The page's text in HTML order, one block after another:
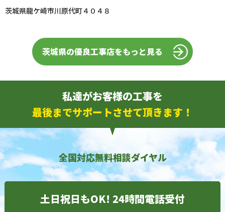
茨城県龍ケ崎市川原代町４０４８
茨城県の優良工事店をもっと見る
私達がお客様の工事を
最後までサポートさせて頂きます！
全国対応無料相談ダイヤル
土日祝日もOK! 24時間電話受付